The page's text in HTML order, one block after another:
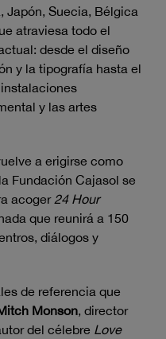
Japón, Suecia, Bélgica
atraviesa todo el
desde el diseño
y la tipografía hasta el
y las artes
a erigirse como
Fundación Cajasol se
acoger 24 Hour
que reunirá a 150
diálogos y
de referencia que
Monson, director
del célebre Love